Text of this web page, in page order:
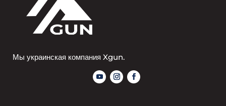
Мы украинская компания Xgun.